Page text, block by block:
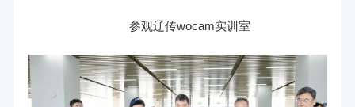
参观辽传wocam实训室